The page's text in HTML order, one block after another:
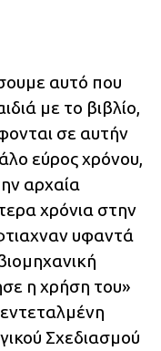
αυτό που
με το βιβλίο,
σε αυτήν
εύρος χρόνου,
αρχαία
χρόνια στην
υφαντά
η χρήση του»
Σχεδιασμού